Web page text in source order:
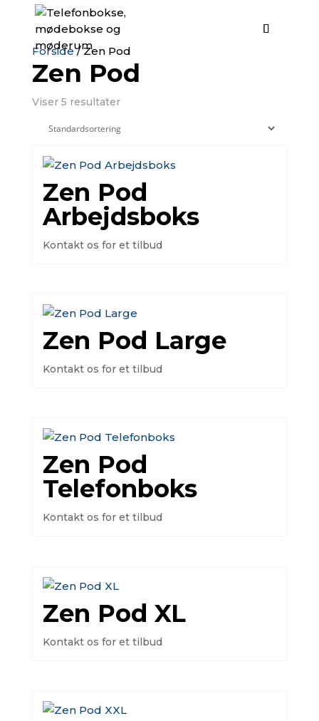
Forside/ Zen Pod
Zen Pod
Viser 5 resultater
Zen Pod
Arbejdsboks
Kontakt os for et tilbud
Zen Pod Large
Kontakt os for et tilbud
Zen Pod
Telefonboks
Kontakt os for et tilbud
Zen Pod XL
Kontakt os for et tilbud